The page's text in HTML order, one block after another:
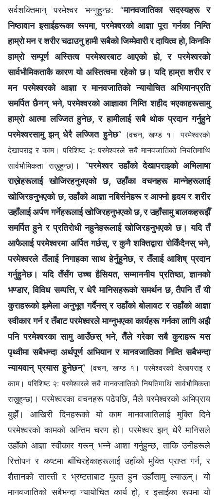
सर्वशक्तिमान्‌ परमेश्‍वर भन्‍नुहुन्छ: “मानवजातिका सदस्यहरू र
निष्ठावान इसाईहरूका रूपमा, परमेश्‍वरको आज्ञा पूरा गर्नका निम्ति
हाम्रो मन र शरीर चढाउनु हामी सबैको जिम्मेवारी र दायित्व हो, किनकि
हाम्रो सम्पूर्ण अस्तित्व परमेश्‍वरबाट आएको हो, र परमेश्‍वरको
सार्वभौमिकताकै कारण यो अस्तित्वमा रहेको छ। यदि हाम्रा शरीर र
मन परमेश्‍वरको आज्ञा र मानवजातिको न्यायोचित अभियानप्रति
समर्पित छैनन् भने, परमेश्‍वरको आज्ञाका निम्ति शहीद भएकाहरूसामु
हाम्रो आत्मा लज्जित हुनेछ, र हामीलाई सबै थोक प्रदान गर्नुहुने
परमेश्‍वरसामु झन् धेरै लज्जित हुनेछ” (वचन, खण्ड १। परमेश्‍वरको
देखापराइ र काम। परिशिष्ट २: परमेश्‍वरले सबै मानवजातिको नियतिमाथि
सार्वभौमिकता राख्नुहुन्छ) । “परमेश्‍वर उहाँको देखापराइको अभिलाषा
राख्नेहरूलाई खोजिरहनुभएको छ, उहाँका वचनहरू मान्नेहरूलाई
खोजिरहनुभएको छ, उहाँको आज्ञा नबिर्सनेहरू र आफ्नो हृदय र शरीर
उहाँलाई अर्पण गर्नेहरूलाई खोजिरहनुभएको छ, र उहाँसामु बालकहरूझैँ
समर्पित हुने र प्रतिरोधी नहुनेहरूलाई खोजिरहनुभएको छ। यदि तँ
आफैलाई परमेश्‍वरमा अर्पित गर्छस्, र कुनै शक्तिद्वारा रोकिँदैनस् भने,
परमेश्‍वरले तँलाई निगाहका साथ हेर्नुहुनेछ, र तँलाई आशिष् प्रदान
गर्नुहुनेछ। यदि तँसँग उच्च हैसियत, सम्माननीय प्रतिष्ठा, ज्ञानको
भण्डार, विविध सम्पत्ति, र धेरै मानिसहरूको समर्थन छ, तैपनि तँ यी
कुराहरूको झमेला अनुभूत गर्दैनस् र उहाँको बोलावट र उहाँको आज्ञा
स्वीकार गर्न र तँबाट परमेश्‍वरले माग्‍नुभएका कार्यहरू गर्नका लागि अझै
पनि परमेश्‍वरका सामु आउँछस् भने, तैँले गरेका सबै कुराहरू यस
पृथ्वीमा सबैभन्दा अर्थपूर्ण अभियान र मानवजातिका निम्ति सबैभन्दा
न्यायवान् प्रयास हुनेछन्” (वचन, खण्ड १। परमेश्‍वरको देखापराइ र
काम। परिशिष्ट २: परमेश्‍वरले सबै मानवजातिको नियतिमाथि सार्वभौमिकता
राख्नुहुन्छ) । परमेश्‍वरका वचनहरू पढेपछि, मैले परमेश्‍वरको अभिप्राय
बुझेँ। आखिरी दिनहरूको यो काम मानवजातिलाई मुक्ति दिने
परमेश्‍वरको कामको अन्तिम चरण हो। परमेश्‍वर झन् धेरै मानिसले
उहाँको आज्ञा स्वीकार गरून् भन्ने आशा गर्नुहुन्छ, ताकि उनीहरूले
रित्तोपन र कष्टमा बाँचिरहेकाहरूलाई उहाँको मुक्ति प्राप्त गर्न, र
शैतानको सास्ती र भ्रष्टताबाट मुक्त हुन उहाँसामु ल्याऊन्। यो
मानवजातिको सबैभन्दा न्यायोचित कार्य हो, र इसाईका रूपमा यो